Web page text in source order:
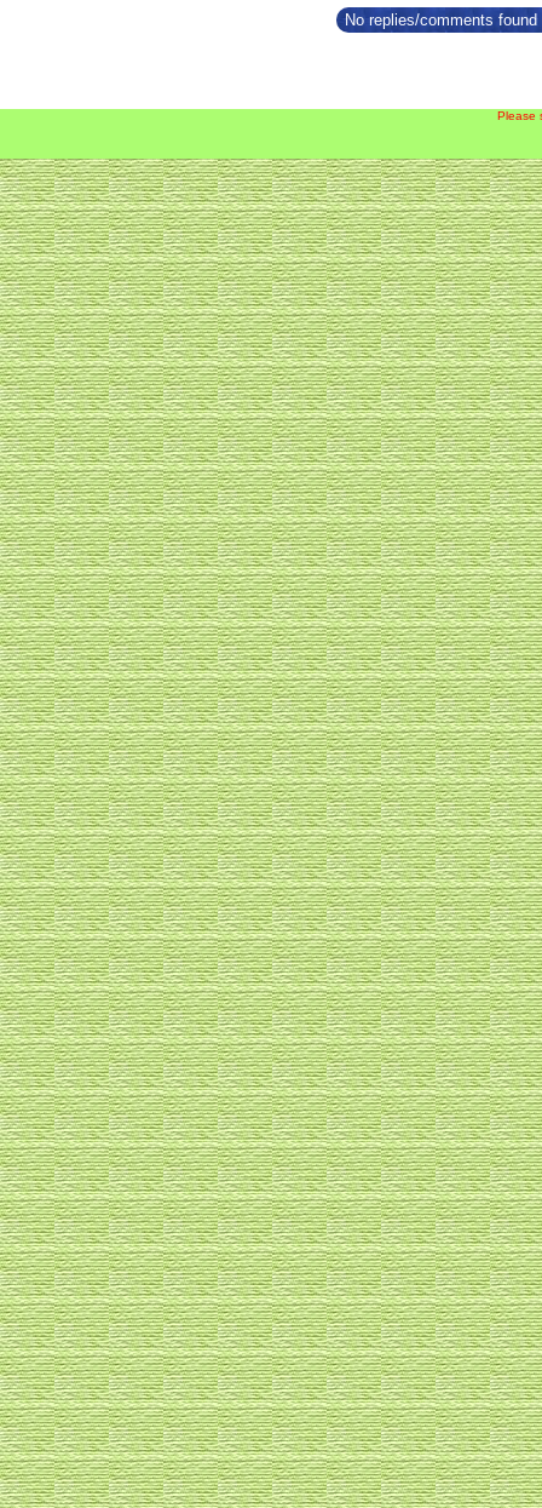
No replies/comments
Please